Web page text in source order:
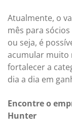
Atualmente, o
mês para
ou seja, é
acumular muito
fortalecer a
dia a dia em
Encontre o
Hunter